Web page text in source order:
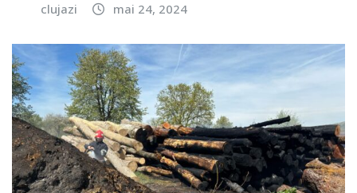
clujazi mai 24, 2024